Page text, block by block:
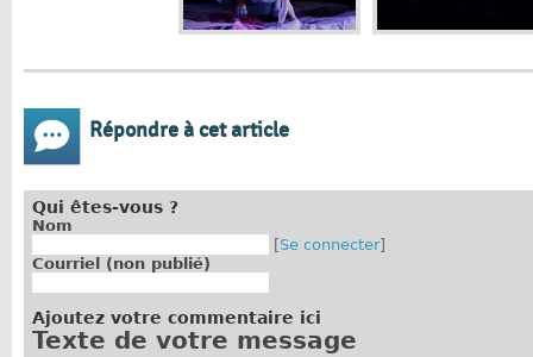
Répondre à cet article
Qui êtes-vous ?
Nom
[Se connecter]
Courriel (non publié)
Ajoutez votre commentaire ici
Texte de votre message